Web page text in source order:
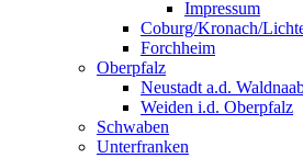
Impressum
Coburg/Kronach/
Forchheim
Oberpfalz
Neustadt a.d.
Weiden i.d. Oberpfalz
Schwaben
Unterfranken